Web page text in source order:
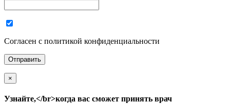
Согласен с политикой конфиденциальности
×
Узнайте,</br>когда вас сможет принять врач